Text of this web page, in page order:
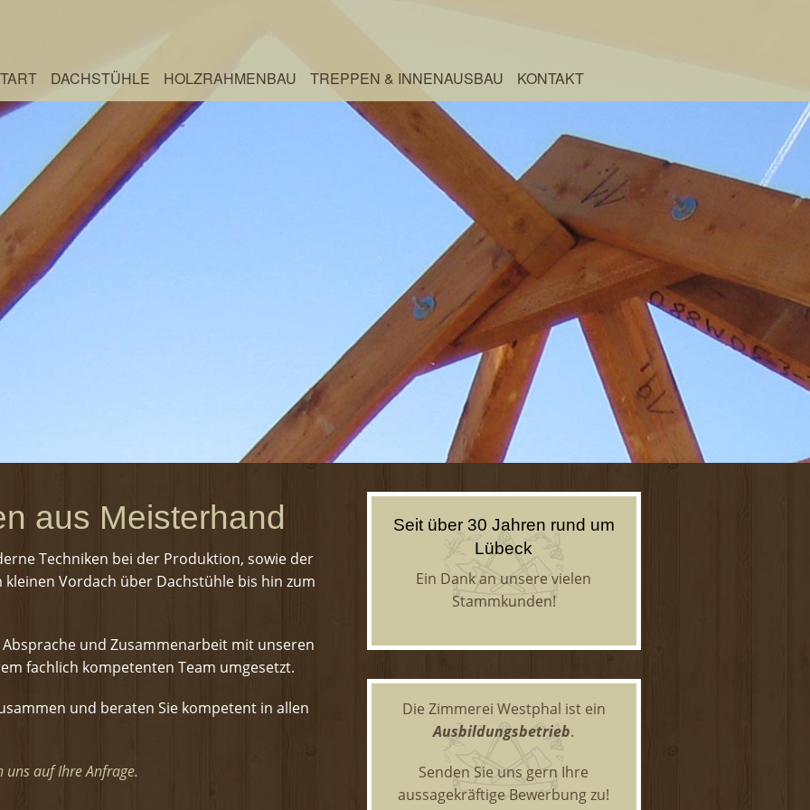
DACHSTÜHLE HOLZRAHMENBAU TREPPEN & INNENAUSBAU KONTAKT
aus Meisterhand
Techniken bei der Produktion, sowie der
Vordach über Dachstühle bis hin zum
und Zusammenarbeit mit unseren
fachlich kompetenten Team umgesetzt.
und beraten Sie kompetent in allen
auf Ihre Anfrage.
Seit über 30 Jahren rund um
Lübeck
Ein Dank an unsere vielen
Stammkunden!
Die Zimmerei Westphal ist ein
Ausbildungsbetrieb.
Senden Sie uns gern Ihre
aussagekräftige Bewerbung zu!